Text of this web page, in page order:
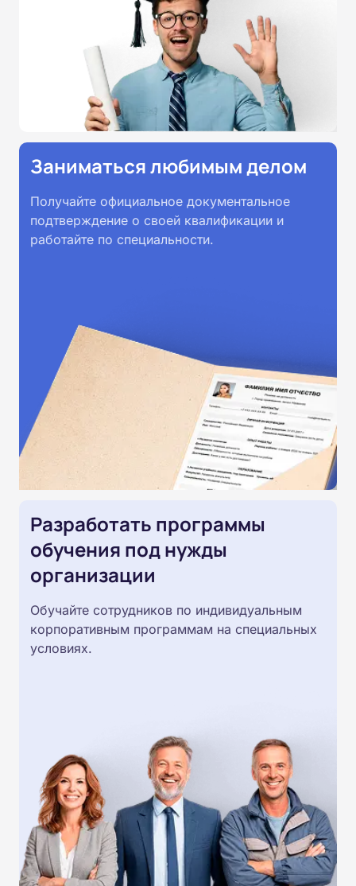
Заниматься любимым делом
Получайте официальное документальное
подтверждение о своей квалификации и
работайте по специальности.
Разработать программы
обучения под нужды
организации
Обучайте сотрудников по индивидуальным
корпоративным программам на специальных
условиях.